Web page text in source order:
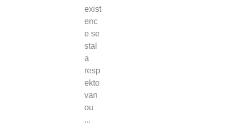
exist
enc
e se
stal
a
resp
ekto
van
ou
...